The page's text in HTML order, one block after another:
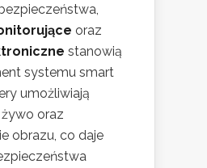
oraz
stanowią
systemu smart
umożliwiają
oraz
obrazu, co daje